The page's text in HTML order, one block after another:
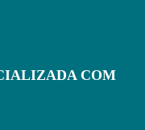
COM